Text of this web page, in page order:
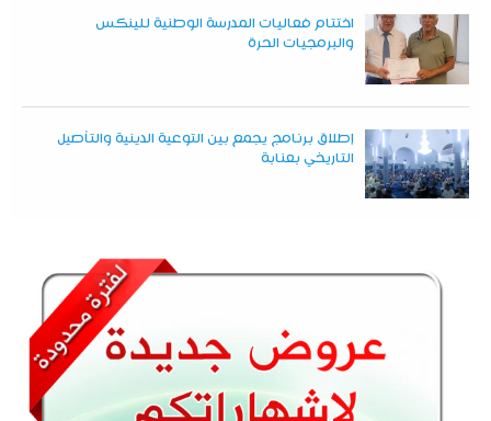
اختتام فعاليات المدرسة الوطنية للينكس
والبرمجيات الحرة
إطلاق برنامج يجمع بين التوعية الدينية والتأصيل
التاريخي بعنابة